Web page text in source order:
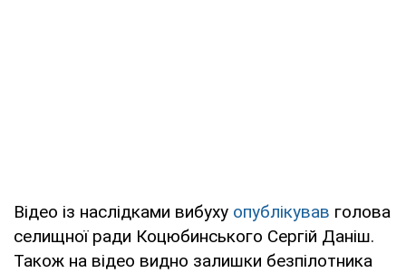
Відео із наслідками вибуху опублікував голова
селищної ради Коцюбинського Сергій Даніш.
Також на відео видно залишки безпілотника